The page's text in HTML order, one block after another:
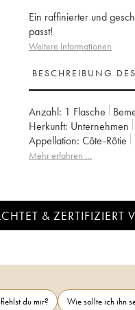
Ein raffinierter und
passt!
Weitere Informationen
BESCHREIBUNG
Anzahl: 1 Flasche
Herkunft:
unternehmen
Appellation:
Côte-Rôtie
Mehr erfahren …
& ZERTIFIZIERT
du mir? Wie sollte ich ihn